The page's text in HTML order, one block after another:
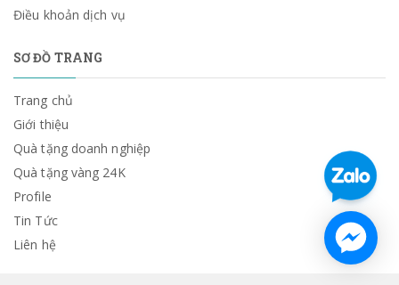
Điều khoản dịch vụ
SƠ ĐỒ TRANG
Trang chủ
Giới thiệu
Quà tặng doanh nghiệp
Quà tặng vàng 24K
Profile
Tin Tức
Liên hệ